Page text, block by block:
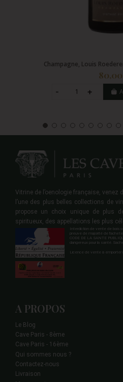
Champagne, Louis
Vitrine de l’oenologie française, venez
l’une des plus belles collections de
propose un choix unique de plus
spiritueux, des appellations les plus
Interdiction de vente de
preuve de majorité de
CODE DE LA SANTE
dangereux pour la santé.
Licence de vente à emporter
A PROPOS
Le Blog
Cave Paris - 8ème
Cave Paris - 16ème
Qui sommes nous ?
Contactez-nous
Livraison